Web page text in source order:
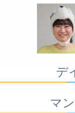
デ
マ